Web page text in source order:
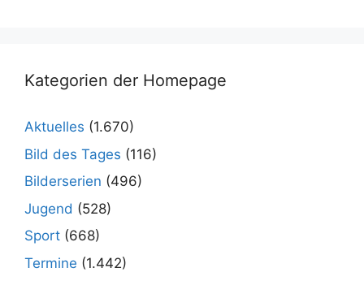
Kategorien der Homepage
Aktuelles (1.670)
Bild des Tages (116)
Bilderserien (496)
Jugend (528)
Sport (668)
Termine (1.442)